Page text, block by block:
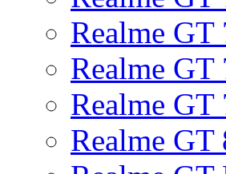
Realme GT
Realme GT
Realme GT
Realme GT